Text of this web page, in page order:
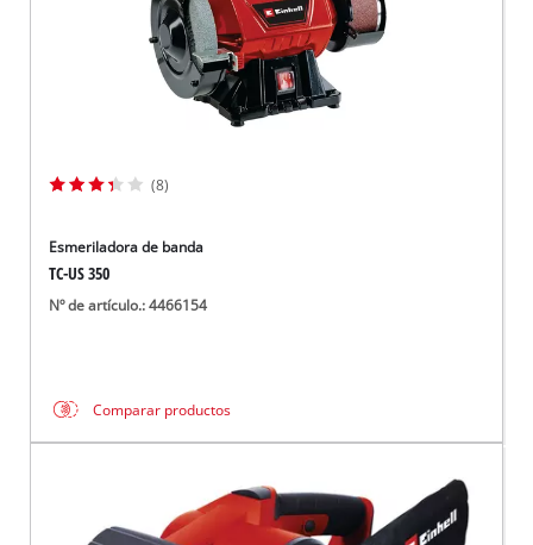
(8)
Esmeriladora de banda
TC-US 350
Nº de artículo.: 4466154
Comparar productos